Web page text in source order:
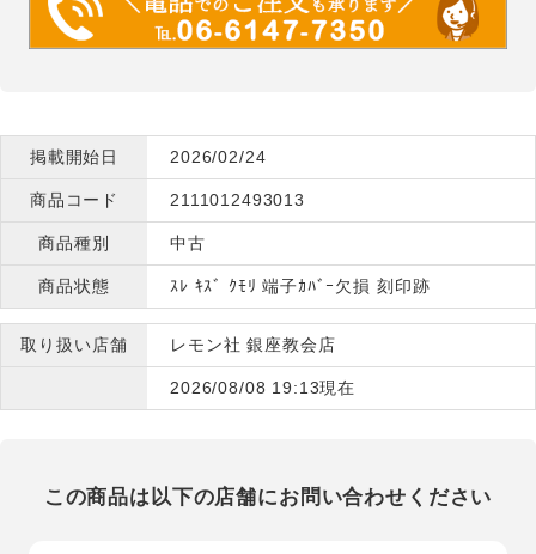
掲載開始日 2026/02/24
商品コード 2111012493013
商品種別 中古
商品状態 ｽﾚ ｷｽﾞ ｸﾓﾘ 端子ｶﾊﾞｰ欠損 刻印跡
取り扱い店舗 レモン社 銀座教会店
2026/08/08 19:13現在
この商品は以下の店舗にお問い合わせください